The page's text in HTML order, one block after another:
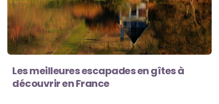
Les meilleures escapades en gîtes à
découvrir en France